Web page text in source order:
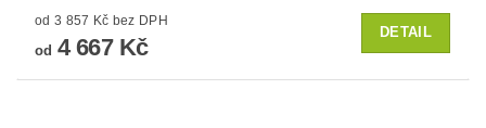
od 3 857 Kč bez DPH
od 4 667 Kč
DETAIL